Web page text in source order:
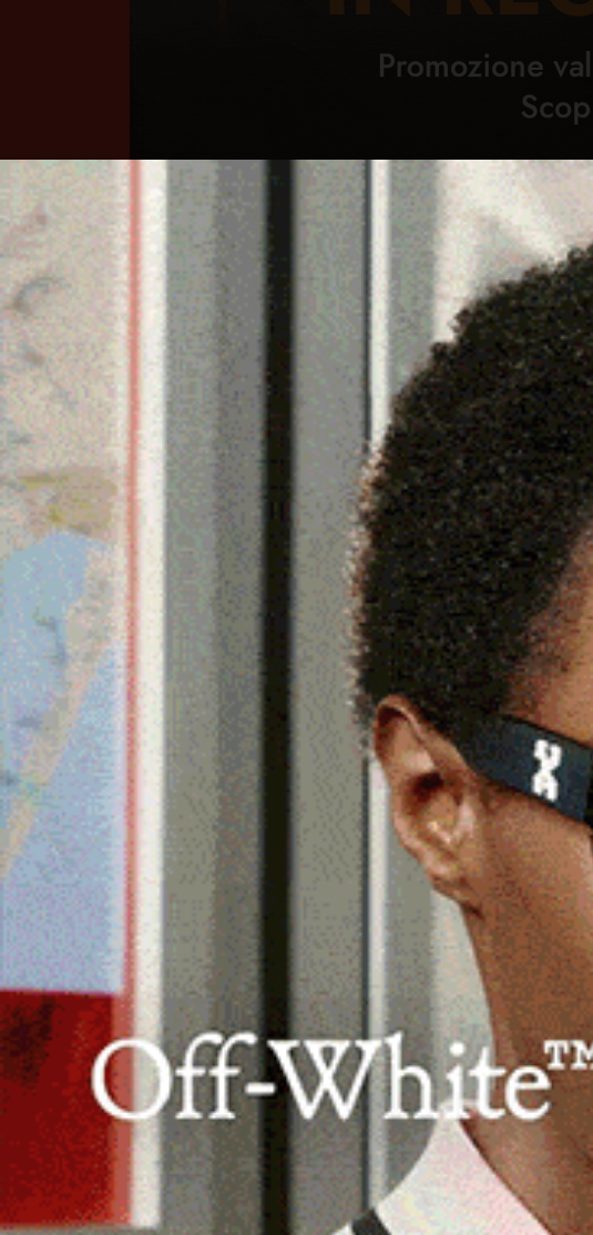
Home Ozieri Territorio Sardegna Cronaca
PAC, LA DOMANDA UNICA
21 Maggio 2024, 16:29
Posticipata di 45 giorni rispetto alla data
adeguamenti alle modifiche della politica
Agea ha deciso. Con la circolare n. 37262 del 10 maggio
presentazione della
domanda unica 2024 della Pac , ma
aiuto e pagamento a superficie, e a capo, del
trasferimento dei titoli. Il tutto per far seguito al Decreto
ha modificato i termini di presentazione delle domande.